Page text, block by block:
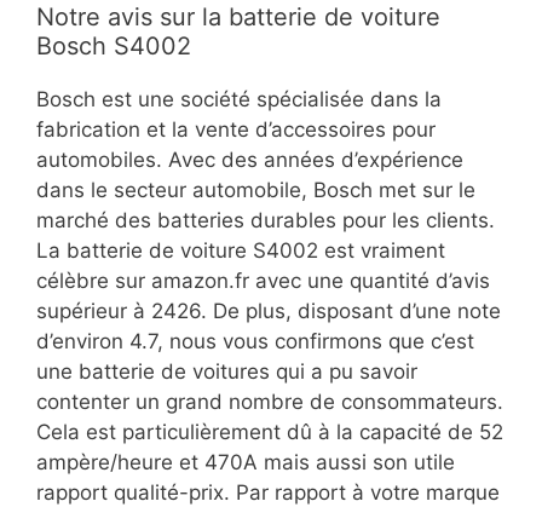
Notre avis sur la batterie de voiture
Bosch S4002
Bosch est une société spécialisée dans la
fabrication et la vente d’accessoires pour
automobiles. Avec des années d’expérience
dans le secteur automobile, Bosch met sur le
marché des batteries durables pour les clients.
La batterie de voiture S4002 est vraiment
célèbre sur amazon.fr avec une quantité d’avis
supérieur à 2426. De plus, disposant d’une note
d’environ 4.7, nous vous confirmons que c’est
une batterie de voitures qui a pu savoir
contenter un grand nombre de consommateurs.
Cela est particulièrement dû à la capacité de 52
ampère/heure et 470A mais aussi son utile
rapport qualité-prix. Par rapport à votre marque